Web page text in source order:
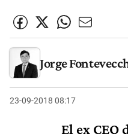
Jorge
23-09-2018 08:17
El ex CEO